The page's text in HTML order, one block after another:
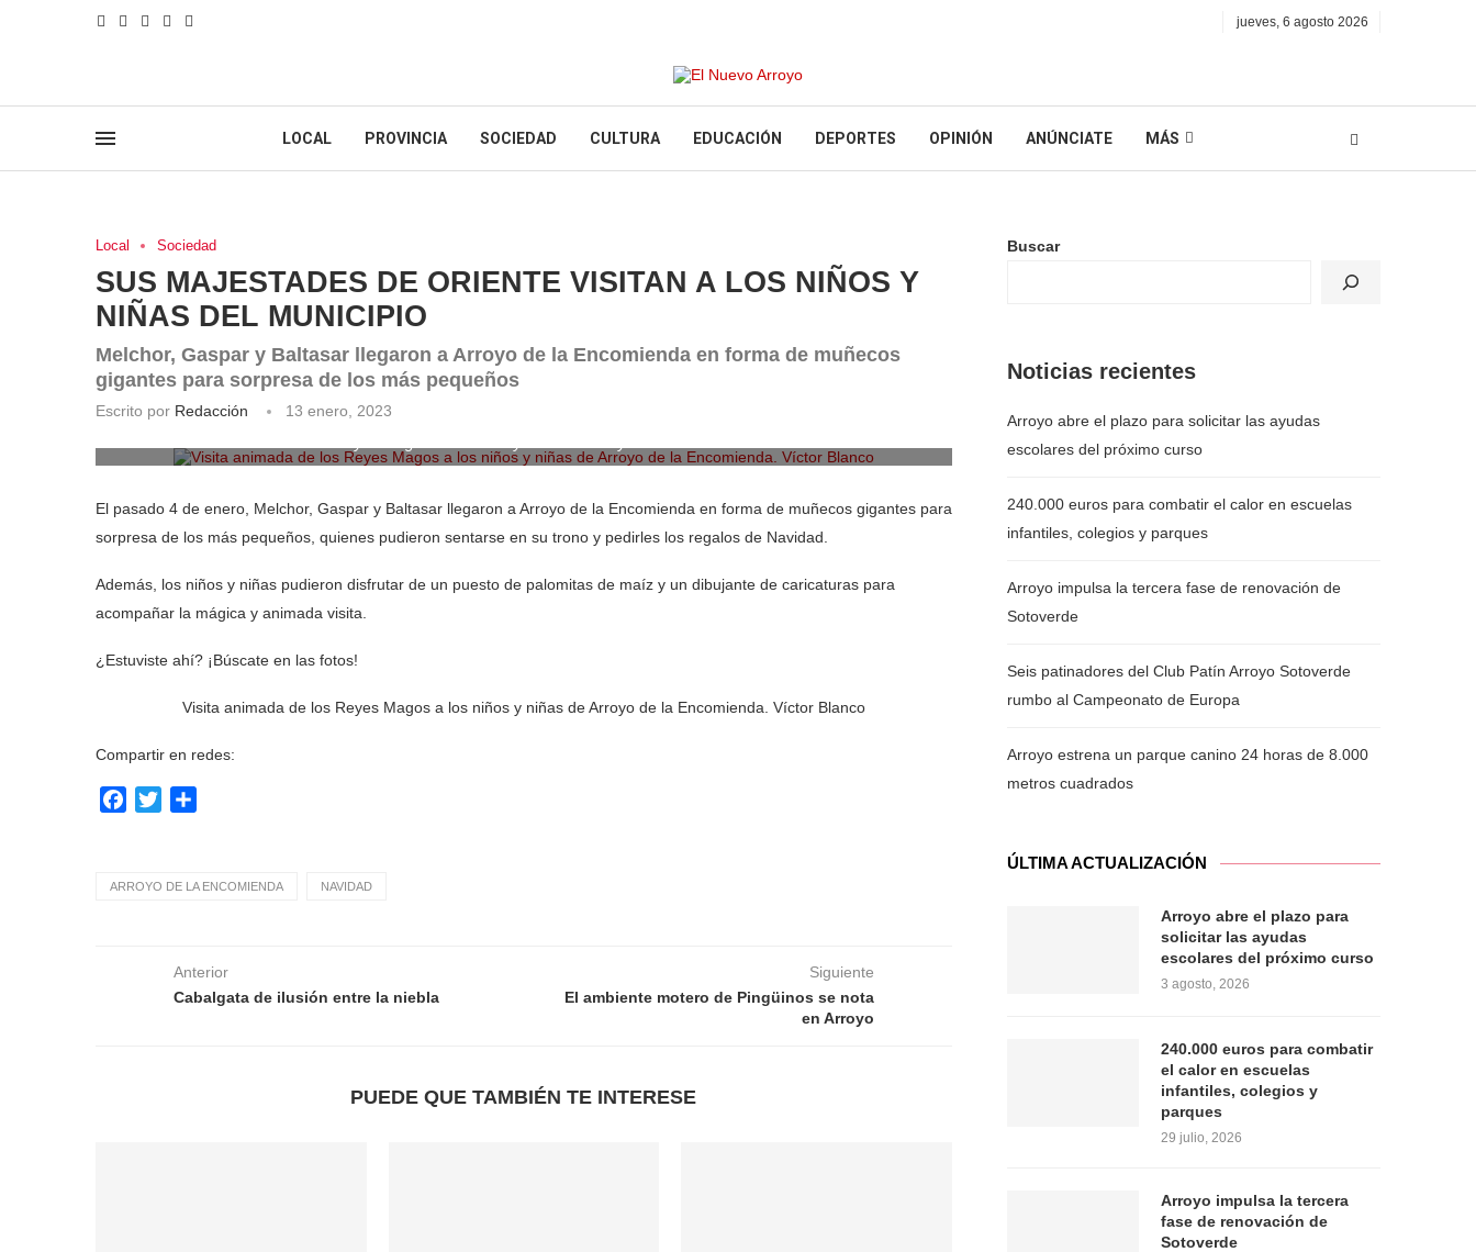
jueves, 6 agosto 2026
LOCAL PROVINCIA SOCIEDAD CULTURA EDUCACIÓN DEPORTES OPINIÓN ANÚNCIATE MÁS
Local Sociedad
SUS MAJESTADES DE ORIENTE VISITAN A LOS NIÑOS Y
NIÑAS DEL MUNICIPIO
Melchor, Gaspar y Baltasar llegaron a Arroyo de la Encomienda en forma de muñecos
gigantes para sorpresa de los más pequeños
Escrito por Redacción
13 enero, 2023
El pasado 4 de enero, Melchor, Gaspar y Baltasar llegaron a Arroyo de la Encomienda en forma de muñecos gigantes para
sorpresa de los más pequeños, quienes pudieron sentarse en su trono y pedirles los regalos de Navidad.
Además, los niños y niñas pudieron disfrutar de un puesto de palomitas de maíz y un dibujante de caricaturas para
acompañar la mágica y animada visita.
¿Estuviste ahí? ¡Búscate en las fotos!
Visita animada de los Reyes Magos a los niños y niñas de Arroyo de la Encomienda. Víctor Blanco
Compartir en redes:
Facebook
Twitter
ARROYO DE LA ENCOMIENDA NAVIDAD
Anterior
Cabalgata de ilusión entre la niebla
Siguiente
El ambiente motero de Pingüinos se nota
en Arroyo
PUEDE QUE TAMBIÉN TE INTERESE
Buscar
Noticias recientes
Arroyo abre el plazo para solicitar las ayudas
escolares del próximo curso
240.000 euros para combatir el calor en escuelas
infantiles, colegios y parques
Arroyo impulsa la tercera fase de renovación de
Sotoverde
Seis patinadores del Club Patín Arroyo Sotoverde
rumbo al Campeonato de Europa
Arroyo estrena un parque canino 24 horas de 8.000
metros cuadrados
ÚLTIMA ACTUALIZACIÓN
Arroyo abre el plazo para
solicitar las ayudas
escolares del próximo curso
3 agosto, 2026
240.000 euros para combatir
el calor en escuelas
infantiles, colegios y
parques
29 julio, 2026
Arroyo impulsa la tercera
fase de renovación de
Sotoverde